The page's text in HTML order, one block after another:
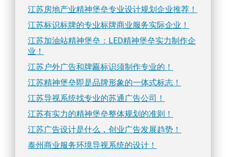
江苏房地产业精神堡垒专业设计规划企业推荐！
江苏标识标牌的专业标牌商业服务实际企业！
江苏加油站精神堡垒：LED精神堡垒实力制作企
业！
江苏户外广告和牌匾标识须制作专业的！
江苏精神堡垒即是品牌形象的一体式标志！
江苏导视系统找专业的苏通广告公司！
江苏有实力的精神堡垒整体规划的准则！
江苏广告设计是什么，创业广告发展趋势！
泰州商业服务环境导视系统的设计！